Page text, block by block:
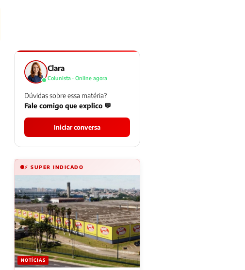
Clara
Colunista · Online agora
Dúvidas sobre essa matéria?
Fale comigo que explico 💬
Iniciar conversa
⚡ SUPER INDICADO
NOTÍCIAS